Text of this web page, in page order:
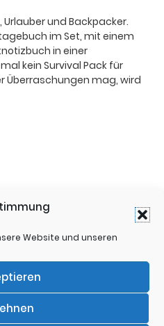
Website und unseren
und Backpacker.
im Set, mit einem
in einer
kein Survival Pack für
Überraschungen mag, wird
CASH